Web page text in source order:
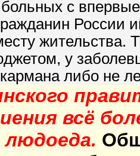
с
России
жительства.
у
либо не
всё